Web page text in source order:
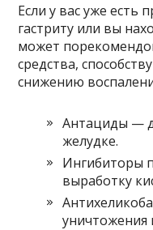
Если у вас уже есть
гастриту или вы
может
средства,
снижению
Антациды —
желудке.
Ингибиторы
выработку
уничтожения